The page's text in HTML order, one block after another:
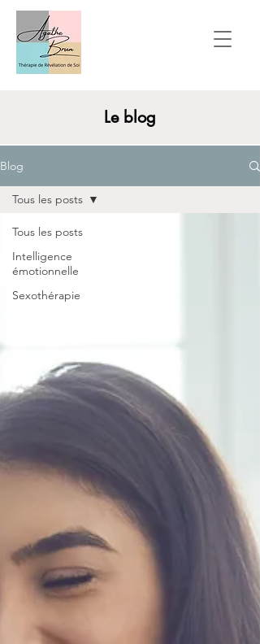
Le blog
Blog
Tous les posts
Intelligence
émotionnelle
Sexothérapie
Tous les posts